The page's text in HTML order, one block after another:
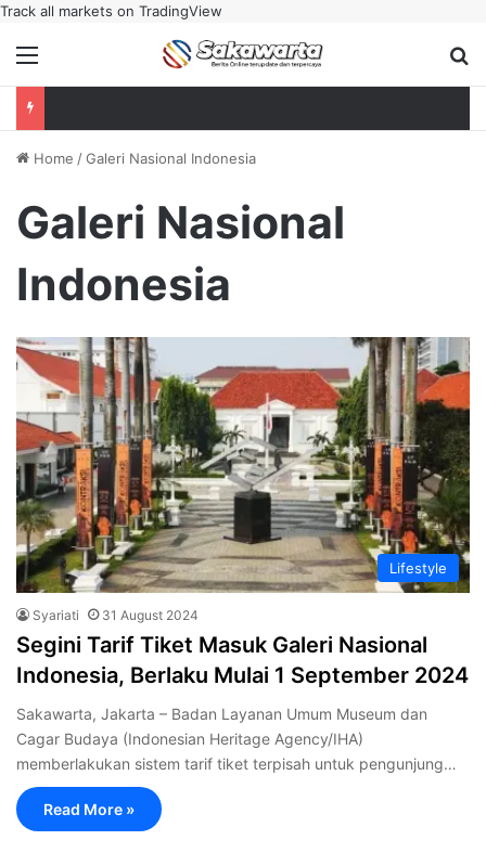
Track all markets on TradingView
Menu
Home /Galeri Nasional Indonesia
Galeri Nasional
Indonesia
Lifestyle
Syariati 31 August 2024
Segini Tarif Tiket Masuk Galeri Nasional
Indonesia, Berlaku Mulai 1 September 2024
Sakawarta, Jakarta – Badan Layanan Umum Museum dan
Cagar Budaya (Indonesian Heritage Agency/IHA)
memberlakukan sistem tarif tiket terpisah untuk pengunjung…
Read More »